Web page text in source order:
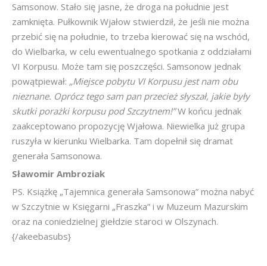
Samsonow. Stało się jasne, że droga na południe jest
zamknięta. Pułkownik Wjałow stwierdził, że jeśli nie można
przebić się na południe, to trzeba kierować się na wschód,
do Wielbarka, w celu ewentualnego spotkania z oddziałami
VI Korpusu. Może tam się poszczęści. Samsonow jednak
powątpiewał: „Miejsce pobytu VI Korpusu jest nam obu
nieznane. Oprócz tego sam pan przecież słyszał, jakie były
skutki porażki korpusu pod Szczytnem!”W końcu jednak
zaakceptowano propozycję Wjałowa. Niewielka już grupa
ruszyła w kierunku Wielbarka. Tam dopełnił się dramat
generała Samsonowa.
Sławomir Ambroziak
PS. Książkę „Tajemnica generała Samsonowa” można nabyć
w Szczytnie w Księgarni „Fraszka” i w Muzeum Mazurskim
oraz na coniedzielnej giełdzie staroci w Olszynach.
{/akeebasubs}